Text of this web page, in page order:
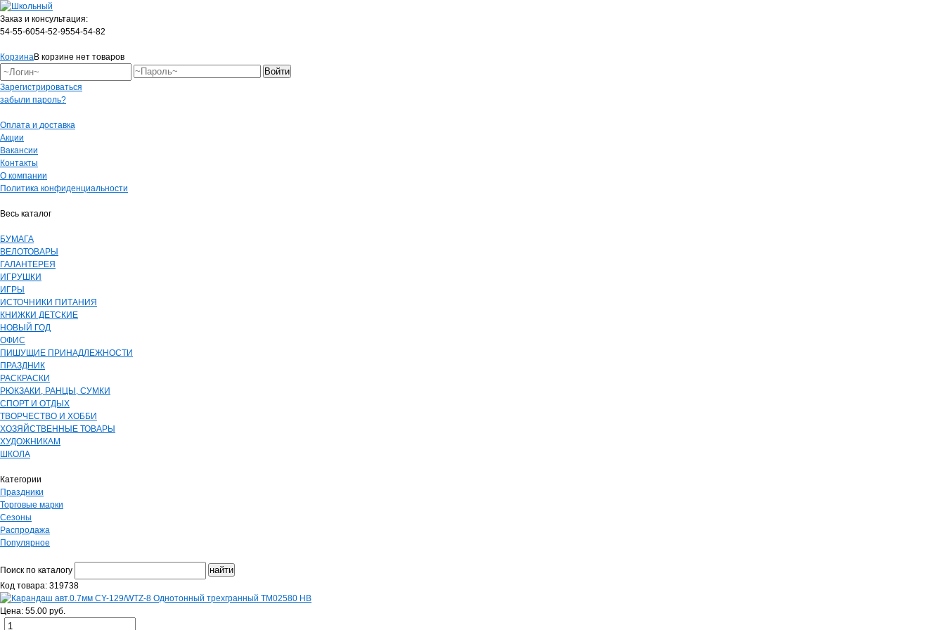
Заказ и консультация:
54-55-6054-52-9554-54-82
КорзинаВ корзине нет товаров
Зарегистрироваться
забыли пароль?
Оплата и доставка
Акции
Вакансии
Контакты
О компании
Политика конфиденциальности
Весь каталог
БУМАГА
ВЕЛОТОВАРЫ
ГАЛАНТЕРЕЯ
ИГРУШКИ
ИГРЫ
ИСТОЧНИКИ ПИТАНИЯ
КНИЖКИ ДЕТСКИЕ
НОВЫЙ ГОД
ОФИС
ПИШУЩИЕ ПРИНАДЛЕЖНОСТИ
ПРАЗДНИК
РАСКРАСКИ
РЮКЗАКИ, РАНЦЫ, СУМКИ
СПОРТ И ОТДЫХ
ТВОРЧЕСТВО И ХОББИ
ХОЗЯЙСТВЕННЫЕ ТОВАРЫ
ХУДОЖНИКАМ
ШКОЛА
Категории
Праздники
Торговые марки
Сезоны
Распродажа
Популярное
Поиск по каталогу
Код товара: 319738
Цена: 55.00 руб.